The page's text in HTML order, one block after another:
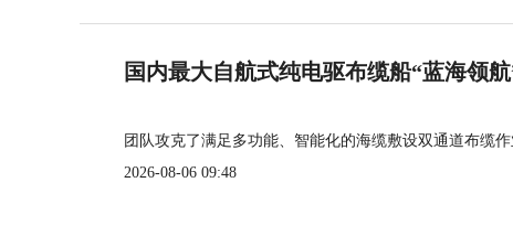
国内最大自航式纯电驱布缆船“蓝海领
团队攻克了满足多功能、智能化的海缆敷设双通道布缆
2026-08-06 09:48